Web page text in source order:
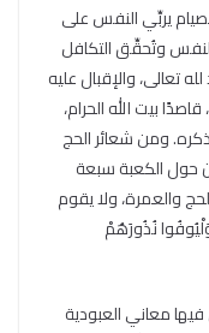
يربِّي النفس على
وتُحقِّق التكافل
تعالى، والإقبال عليه
بيت الله الحرام،
ومن شعائر الحج
حول الكعبة سبعة
والعمرة، ولا يقوم
نُذُورَهُمْ
معاني العبودية